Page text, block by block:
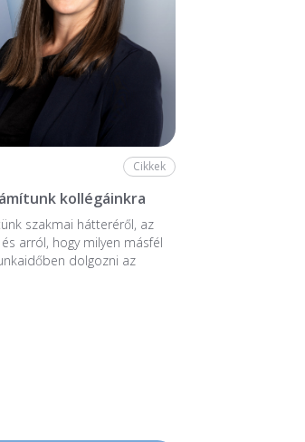
Cikkek
kollégáinkra
szakmai hátteréről, az
arról, hogy milyen másfél
dolgozni az